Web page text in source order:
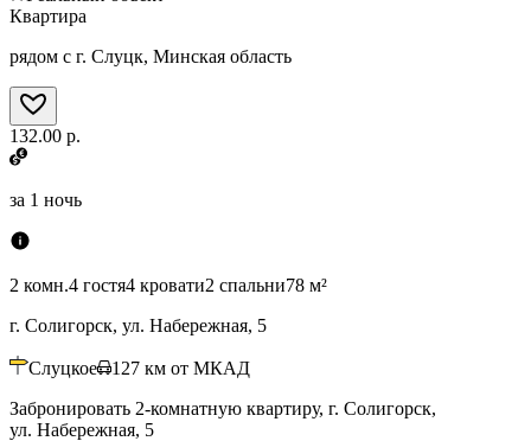
Квартира
рядом с г. Слуцк, Минская область
132.00 р.
за 1 ночь
2 комн.4 гостя4 кровати2 спальни78 м²
г. Солигорск, ул. Набережная, 5
Слуцкое 127 км от МКАД
Забронировать 2-комнатную квартиру, г. Солигорск,
ул. Набережная, 5